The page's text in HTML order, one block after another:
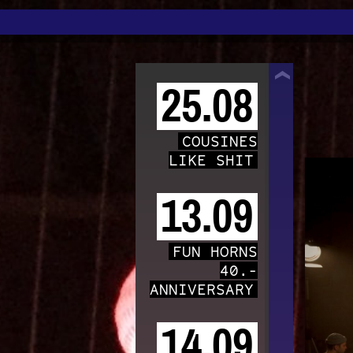
25.08
COUSINES
LIKE SHIT
13.09
FUN HORNS
40.-
ANNIVERSARY